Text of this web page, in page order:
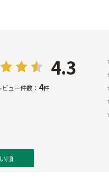
4.3
ビュー件数： 4件
順